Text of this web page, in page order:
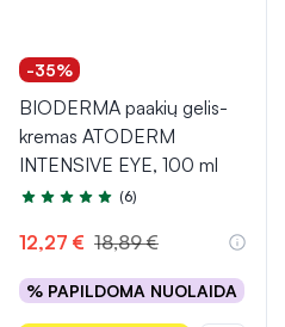
-35%
BIODERMA paakių gelis-
kremas ATODERM
INTENSIVE EYE, 100 ml
Įvertinimas 4.5 iš 5
(6)
12,27 € 18,89 €
% PAPILDOMA NUOLAIDA